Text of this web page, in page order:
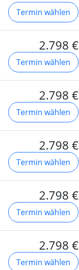
Termin wählen
2.798 €
Termin wählen
2.798 €
Termin wählen
2.798 €
Termin wählen
2.798 €
Termin wählen
2.798 €
Termin wählen